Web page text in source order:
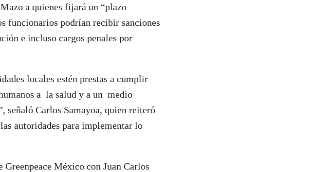
a quienes fijará un “plazo
funcionarios podrían recibir sanciones
e incluso cargos penales por
locales estén prestas a cumplir
a la salud y a un medio
señaló Carlos Samayoa, quien reiteró
autoridades para implementar lo
México con Juan Carlos